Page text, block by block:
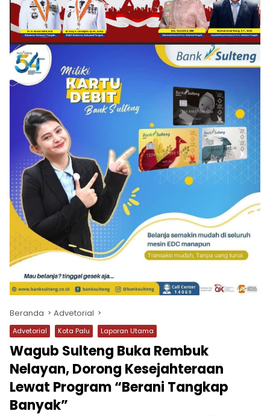
Beranda Advetorial
Advetorial Kota Palu Laporan Utama
Wagub Sulteng Buka Rembuk
Nelayan, Dorong Kesejahteraan
Lewat Program “Berani Tangkap
Banyak”